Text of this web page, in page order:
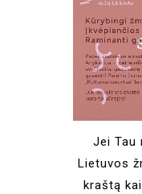
Jei Tau
Lietuvos
kraštą